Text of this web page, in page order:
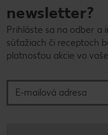
newsletter?
Prihláste sa na odber a
súťažiach či receptoch
platnosťou akcie vo